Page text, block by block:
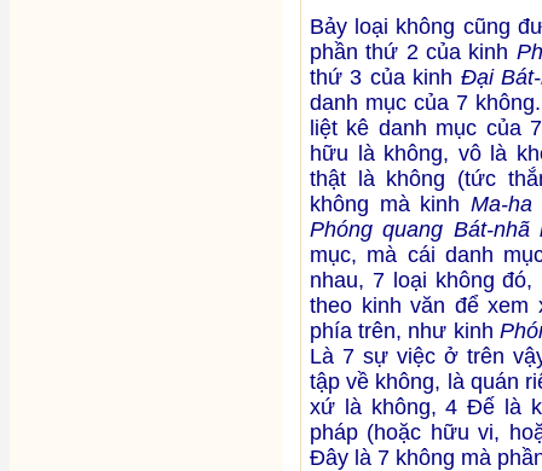
Bảy loại không cũng
phần thứ 2 của kinh
thứ 3 của kinh Đại
danh mục của 7
liệt kê danh mục của
hữu là không, vô là
thật là không (tức
không mà kinh Ma-
Phóng quang Bát-nhã
mục, mà cái danh
nhau, 7 loại không
theo kinh văn để
phía trên, như kinh
Là 7 sự việc ở trên
tập về không, là quán
xứ là không, 4 Đế là
pháp (hoặc hữu vi,
Đây là 7 không mà